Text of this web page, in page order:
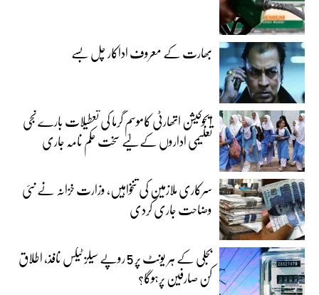
بھارت کے معروف اداکار چل بسے
ایجوکیشن اتھارٹی کاموسمِ گرما کی تعطیلات بارے نجی
تعلیمی اداروں کے لیے سخت حکم نامہ جاری
سرکاری ملازمین کی تنخواہیں، وزارت خزانہ نے نئی
وضاحت جاری کردی
بجلی کے ہر یونٹ پر 5 روپے سیلز ٹیکس نافذ، اطلاق
کن صارفین پرہوگا؟